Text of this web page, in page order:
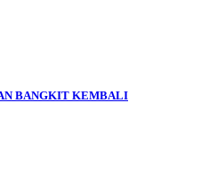
BANGKIT KEMBALI